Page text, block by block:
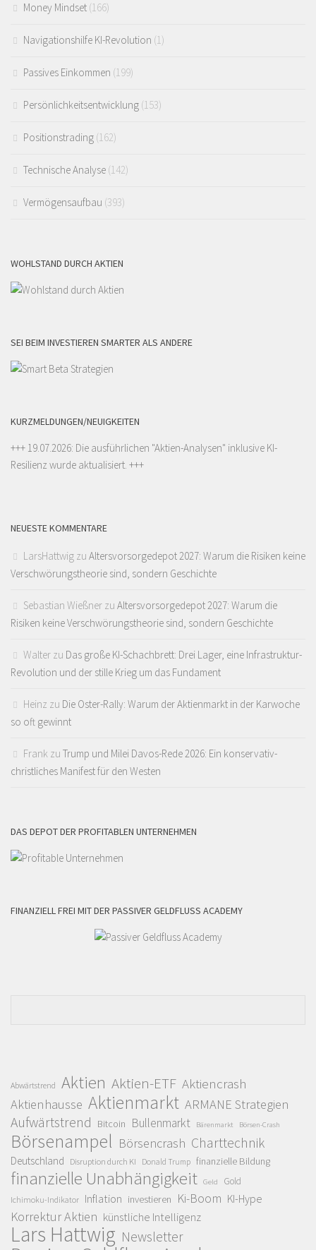
Money Mindset (166)
Navigationshilfe KI-Revolution (1)
Passives Einkommen (199)
Persönlichkeitsentwicklung (153)
Positionstrading (162)
Technische Analyse (142)
Vermögensaufbau (393)
WOHLSTAND DURCH AKTIEN
SEI BEIM INVESTIEREN SMARTER ALS ANDERE
KURZMELDUNGEN/NEUIGKEITEN
+++ 19.07.2026: Die ausführlichen "Aktien-Analysen" inklusive KI-
Resilienz wurde aktualisiert. +++
NEUESTE KOMMENTARE
LarsHattwig zu Altersvorsorgedepot 2027: Warum die Risiken keine
Verschwörungstheorie sind, sondern Geschichte
Sebastian Wießner zu Altersvorsorgedepot 2027: Warum die
Risiken keine Verschwörungstheorie sind, sondern Geschichte
Walter zu Das große KI-Schachbrett: Drei Lager, eine Infrastruktur-
Revolution und der stille Krieg um das Fundament
Heinz zu Die Oster-Rally: Warum der Aktienmarkt in der Karwoche
so oft gewinnt
Frank zu Trump und Milei Davos-Rede 2026: Ein konservativ-
christliches Manifest für den Westen
DAS DEPOT DER PROFITABLEN UNTERNEHMEN
FINANZIELL FREI MIT DER PASSIVER GELDFLUSS ACADEMY
Abwärtstrend Aktien Aktien-ETF Aktiencrash
Aktienhausse Aktienmarkt ARMANE Strategien
Aufwärtstrend Bitcoin Bullenmarkt Bärenmarkt Börsen-Crash
Börsenampel Börsencrash Charttechnik
Deutschland Disruption durch KI Donald Trump finanzielle Bildung
finanzielle Unabhängigkeit Geld Gold
Ichimoku-Indikator Inflation investieren Ki-Boom KI-Hype
Korrektur Aktien künstliche Intelligenz
Lars Hattwig Newsletter